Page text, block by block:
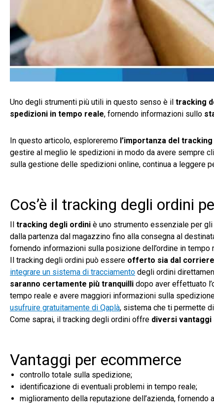
Uno degli strumenti più utili in questo senso è il tracking
spedizioni in tempo reale, fornendo informazioni sullo
In questo articolo, esploreremo l’importanza del
gestire al meglio le spedizioni in modo da avere sempre
sulla gestione delle spedizioni online, continua a leggere
Cos’è il tracking degli ordini
tracking degli ordini è uno strumento essenziale per gli
dalla partenza dal magazzino fino alla consegna al
fornendo informazioni sulla posizione dell’ordine in
Il tracking degli ordini può essere offerto sia dal corriere
integrare un sistema di tracciamento degli ordini
saranno certamente più tranquilli dopo aver effettuato
tempo reale e avere maggiori informazioni sulla
usufruire gratuitamente di Qaplà, sistema che ti permette
Come saprai, il tracking degli ordini offre diversi vantaggi
Vantaggi per ecommerce
controllo totale sulla spedizione;
identificazione di eventuali problemi in tempo reale;
miglioramento della reputazione dell’azienda,